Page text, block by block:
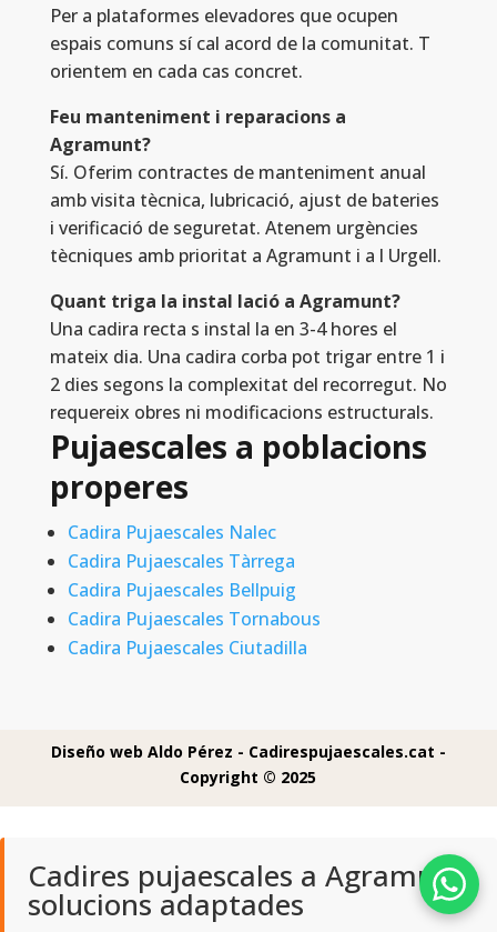
Per a plataformes elevadores que ocupen
espais comuns sí cal acord de la comunitat. T
orientem en cada cas concret.
Feu manteniment i reparacions a
Agramunt?
Sí. Oferim contractes de manteniment anual
amb visita tècnica, lubricació, ajust de bateries
i verificació de seguretat. Atenem urgències
tècniques amb prioritat a Agramunt i a l Urgell.
Quant triga la instal lació a Agramunt?
Una cadira recta s instal la en 3-4 hores el
mateix dia. Una cadira corba pot trigar entre 1 i
2 dies segons la complexitat del recorregut. No
requereix obres ni modificacions estructurals.
Pujaescales a poblacions
properes
Cadira Pujaescales Nalec
Cadira Pujaescales Tàrrega
Cadira Pujaescales Bellpuig
Cadira Pujaescales Tornabous
Cadira Pujaescales Ciutadilla
Diseño web Aldo Pérez - Cadirespujaescales.cat -
Copyright © 2025
Cadires pujaescales a Agramunt:
solucions adaptades